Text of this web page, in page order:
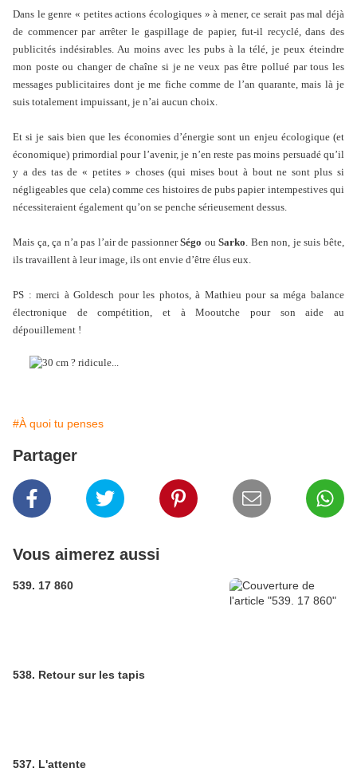
Dans le genre « petites actions écologiques » à mener, ce serait pas mal déjà
de commencer par arrêter le gaspillage de papier, fut-il recyclé, dans des
publicités indésirables. Au moins avec les pubs à la télé, je peux éteindre
mon poste ou changer de chaîne si je ne veux pas être pollué par tous les
messages publicitaires dont je me fiche comme de l’an quarante, mais là je
suis totalement impuissant, je n’ai aucun choix.
Et si je sais bien que les économies d’énergie sont un enjeu écologique (et
économique) primordial pour l’avenir, je n’en reste pas moins persuadé qu’il
y a des tas de « petites » choses (qui mises bout à bout ne sont plus si
négligeables que cela) comme ces histoires de pubs papier intempestives qui
nécessiteraient également qu’on se penche sérieusement dessus.
Mais ça, ça n’a pas l’air de passionnerSégo ouSarko. Ben non, je suis bête,
ils travaillent à leur image, ils ont envie d’être élus eux.
PS : merci à Goldesch pour les photos, à Mathieu pour sa méga balance
électronique de compétition, et à Mooutche pour son aide au
dépouillement !
#À quoi tu penses
Partager
Vous aimerez aussi
539. 17 860
538. Retour sur les tapis
537. L'attente